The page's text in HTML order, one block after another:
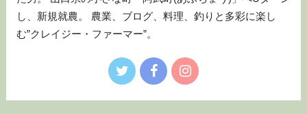
し、新規就農。 農業、ブログ、料理、釣りと多彩に楽し
む”クレイジー・ファーマー”。